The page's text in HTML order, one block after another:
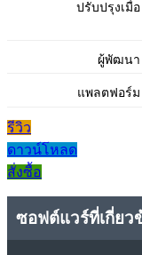
ปรับปรุงเมื่อ
ผู้พัฒนา
แพลตฟอร์ม
รีวิว
ดาวน์โหลด
สั่งซื้อ
ซอฟต์แวร์ที่เกี่ยว